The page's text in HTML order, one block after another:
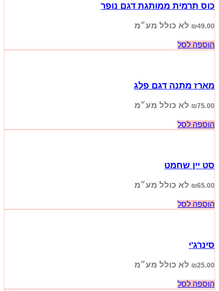
כוס תרמית ממותגת דגם נופר
₪49.00 לא כולל מע״מ
הוספה לסל
מארז מתנה דגם פלג
₪75.00 לא כולל מע״מ
הוספה לסל
סט יין שחמט
₪65.00 לא כולל מע״מ
הוספה לסל
סינרג'י
₪25.00 לא כולל מע״מ
הוספה לסל